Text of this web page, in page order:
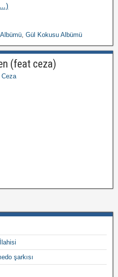
, Gül Kokusu Albümü
(feat ceza)
Ceza
şarkısı